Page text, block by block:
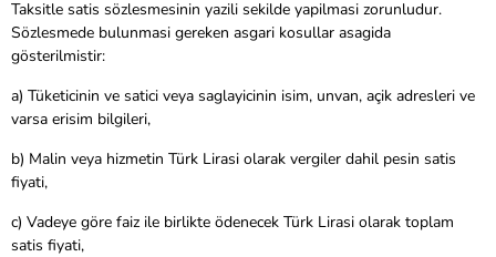
Taksitle satis sözlesmesinin yazili sekilde yapilmasi zorunludur.
Sözlesmede bulunmasi gereken asgari kosullar asagida
gösterilmistir:
a) Tüketicinin ve satici veya saglayicinin isim, unvan, açik adresleri ve
varsa erisim bilgileri,
b) Malin veya hizmetin Türk Lirasi olarak vergiler dahil pesin satis
fiyati,
c) Vadeye göre faiz ile birlikte ödenecek Türk Lirasi olarak toplam
satis fiyati,